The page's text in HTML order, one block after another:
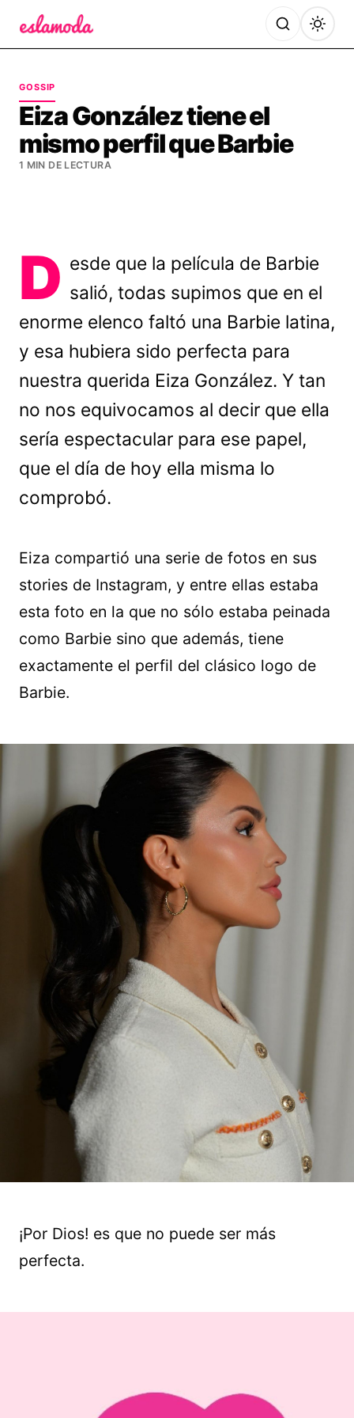
GOSSIP
Eiza González tiene el
mismo perfil que Barbie
1 MIN DE LECTURA
D esde que la película de Barbie
salió, todas supimos que en el
enorme elenco faltó una Barbie latina,
y esa hubiera sido perfecta para
nuestra querida Eiza González. Y tan
no nos equivocamos al decir que ella
sería espectacular para ese papel,
que el día de hoy ella misma lo
comprobó.
Eiza compartió una serie de fotos en sus
stories de Instagram, y entre ellas estaba
esta foto en la que no sólo estaba peinada
como Barbie sino que además, tiene
exactamente el perfil del clásico logo de
Barbie.
¡Por Dios! es que no puede ser más
perfecta.